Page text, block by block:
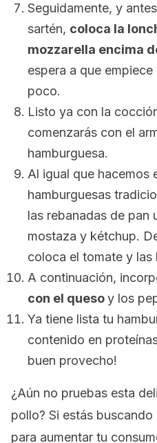
Seguidamente, y
sartén, coloca la
mozzarella encima
espera a que
poco.
Listo ya con la
comenzarás con el
hamburguesa.
Al igual que hacemos
hamburguesas
las rebanadas de pan
mostaza y kétchup.
coloca el tomate y las
A continuación,
con el quesoy los
Ya tiene lista tu
contenido en
buen provecho!
¿Aún no pruebas esta
pollo? Si estás
para aumentar tu